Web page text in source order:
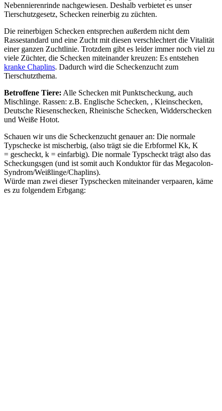
Nebennierenrinde nachgewiesen. Deshalb verbietet es unser
Tierschutzgesetz, Schecken reinerbig zu züchten.
Die reinerbigen Schecken entsprechen außerdem nicht dem
Rassestandard und eine Zucht mit diesen verschlechtert die Vitalität
einer ganzen Zuchtlinie. Trotzdem gibt es leider immer noch viel zu
viele Züchter, die Schecken miteinander kreuzen: Es entstehen
kranke Chaplins. Dadurch wird die Scheckenzucht zum
Tierschutzthema.
Betroffene Tiere: Alle Schecken mit Punktscheckung, auch
Mischlinge. Rassen: z.B. Englische Schecken, , Kleinschecken,
Deutsche Riesenschecken, Rheinische Schecken, Widderschecken
und Weiße Hotot.
Schauen wir uns die Scheckenzucht genauer an: Die normale
Typschecke ist mischerbig, (also trägt sie die Erbformel Kk, K
= gescheckt, k = einfarbig). Die normale Typscheckt trägt also das
Scheckungsgen (und ist somit auch Konduktor für das Megacolon-
Syndrom/Weißlinge/Chaplins).
Würde man zwei dieser Typschecken miteinander verpaaren, käme
es zu folgendem Erbgang: